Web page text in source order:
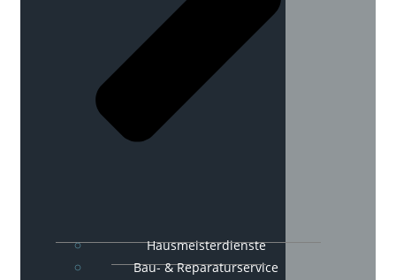
Hausmeisterdienste
Bau- & Reparaturservice